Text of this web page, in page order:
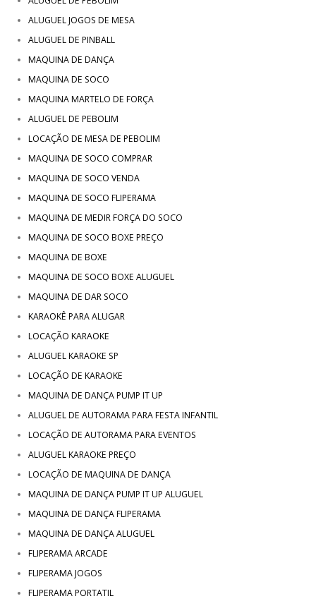
ALUGUEL JOGOS DE MESA
ALUGUEL DE PINBALL
MAQUINA DE DANÇA
MAQUINA DE SOCO
MAQUINA MARTELO DE FORÇA
ALUGUEL DE PEBOLIM
LOCAÇÃO DE MESA DE PEBOLIM
MAQUINA DE SOCO COMPRAR
MAQUINA DE SOCO VENDA
MAQUINA DE SOCO FLIPERAMA
MAQUINA DE MEDIR FORÇA DO SOCO
MAQUINA DE SOCO BOXE PREÇO
MAQUINA DE BOXE
MAQUINA DE SOCO BOXE ALUGUEL
MAQUINA DE DAR SOCO
KARAOKÊ PARA ALUGAR
LOCAÇÃO KARAOKE
ALUGUEL KARAOKE SP
LOCAÇÃO DE KARAOKE
MAQUINA DE DANÇA PUMP IT UP
ALUGUEL DE AUTORAMA PARA FESTA INFANTIL
LOCAÇÃO DE AUTORAMA PARA EVENTOS
ALUGUEL KARAOKE PREÇO
LOCAÇÃO DE MAQUINA DE DANÇA
MAQUINA DE DANÇA PUMP IT UP ALUGUEL
MAQUINA DE DANÇA FLIPERAMA
MAQUINA DE DANÇA ALUGUEL
FLIPERAMA ARCADE
FLIPERAMA JOGOS
FLIPERAMA PORTATIL